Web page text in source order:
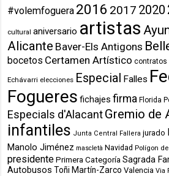
#volemfoguera 2016 2017 2020
cultural aniversario artistas
Alicante Baver-Els Antigons
bocetos Certamen Artístico contratos
Echávarri elecciones Especial Falles
Fogueres fichajes firma Florida
Especials d'AlacantGremio de
infantiles Junta Central Fallera jurado
Manolo Jiménez mascletà Navidad Polígon
presidente Primera Categoría Sagrada
Autobusos Toñi Martín-Zarco Valencia Via